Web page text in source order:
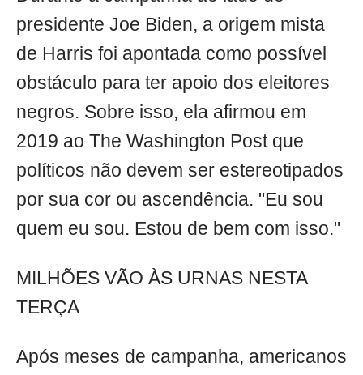
presidente Joe Biden, a origem mista
de Harris foi apontada como possível
obstáculo para ter apoio dos eleitores
negros. Sobre isso, ela afirmou em
2019 ao The Washington Post que
políticos não devem ser estereotipados
por sua cor ou ascendência. "Eu sou
quem eu sou. Estou de bem com isso."
MILHÕES VÃO ÀS URNAS NESTA
TERÇA
Após meses de campanha, americanos